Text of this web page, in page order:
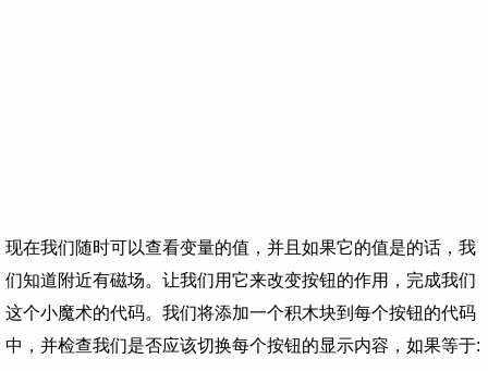
现在我们随时可以查看变量的值，并且如果它的值是的话，我
们知道附近有磁场。让我们用它来改变按钮的作用，完成我们
这个小魔术的代码。我们将添加一个积木块到每个按钮的代码
中，并检查我们是否应该切换每个按钮的显示内容，如果等于: